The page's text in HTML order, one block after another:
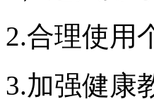
2.合理使用
3.加强健康